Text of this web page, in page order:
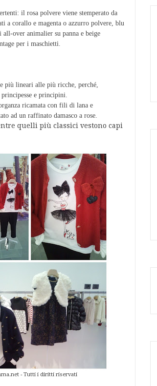
il rosa polvere viene stemperato da
a corallo e magenta o azzurro polvere, blu
over animalier su panna e beige
per i maschietti.
più lineari alle più ricche, perché,
e principini.
ricamata con fili di lana e
ad un raffinato damasco a rose.
quelli più classici vestono capi
- Tutti i diritti riservati